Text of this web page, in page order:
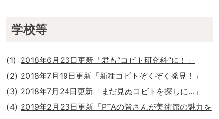
学校等
2018年6月26日更新「君も“コビト研究科”に！」
2018年7月19日更新「新種コビトぞくぞく発見！」
2018年7月24日更新「まだ見ぬコビトを探しに…」
2019年2月23日更新「PTAの皆さんが美術館の魅力を